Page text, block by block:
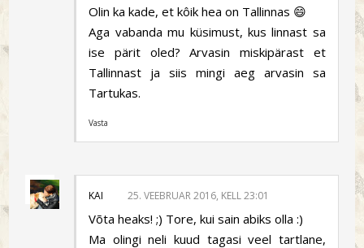
Olin ka kade, et kôik hea on Tallinnas 😄
Aga vabanda mu küsimust, kus linnast sa
ise pärit oled? Arvasin miskipärast et
Tallinnast ja siis mingi aeg arvasin sa
Tartukas.
Vasta
KAI 25. VEEBRUAR 2016, KELL 23:01
Võta heaks! ;) Tore, kui sain abiks olla :)
Ma olingi neli kuud tagasi veel tartlane,